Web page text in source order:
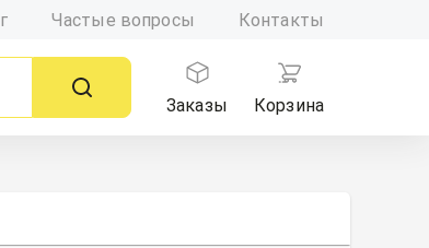
Частые вопросы Контакты
Заказы
Корзина